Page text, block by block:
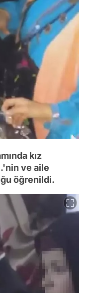
kız
ve aile
öğrenildi.